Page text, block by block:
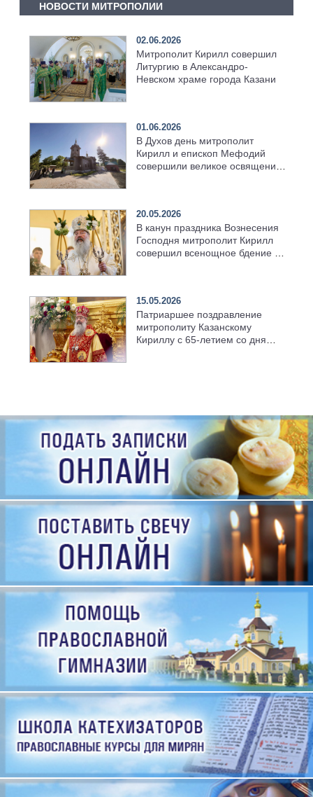
НОВОСТИ МИТРОПОЛИИ
02.06.2026
Митрополит Кирилл совершил
Литургию в Александро-
Невском храме города Казани
01.06.2026
В Духов день митрополит
Кирилл и епископ Мефодий
совершили великое освящение
20.05.2026
В канун праздника Вознесения
Господня митрополит Кирилл
совершил всенощное бдение в
15.05.2026
Патриаршее поздравление
митрополиту Казанскому
Кириллу с 65-летием со дня